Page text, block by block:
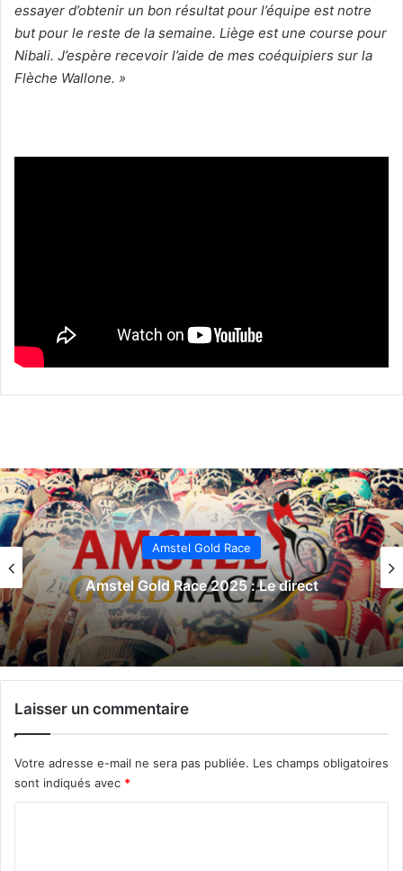
essayer d’obtenir un bon résultat pour l’équipe est notre
but pour le reste de la semaine. Liège est une course pour
Nibali. J’espère recevoir l’aide de mes coéquipiers sur la
Flèche Wallone. »
Amstel Gold Race
Amstel Gold Race 2025 : Le direct
Laisser un commentaire
Votre adresse e-mail ne sera pas publiée. Les champs obligatoires
sont indiqués avec *